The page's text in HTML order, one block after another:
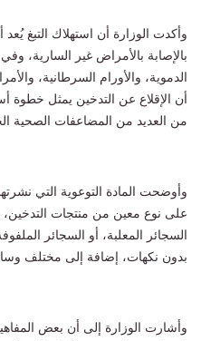
وأكدت الوزارة أن استهلاك التبغ
بالإصابة بالأمراض غير السارية،
الدموية، والأورام السرطانية،
أن الإقلاع عن التدخين يمثل خطوة
من العديد من المضاعفات الصحية
وأوضحت المادة التوعوية التي
على نوع معين من منتجات
السجائر المعلبة، أو السجائر
بدون نكهات، إضافة إلى مختلف
وأشارت الوزارة إلى أن بعض